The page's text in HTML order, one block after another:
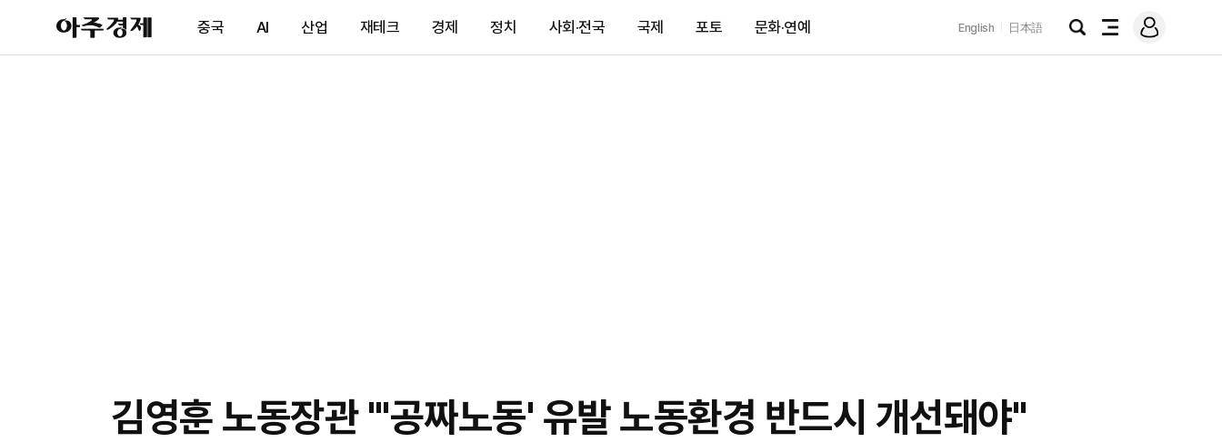
아
주
제
중국 AI 산업 재테크 경제 정치 사회·전국 국제 포토 문화·연예 English 日本語
검
전
메
그
김영훈 노동장관 "'공짜노동' 유발 노동환경 반드시 개선돼야"